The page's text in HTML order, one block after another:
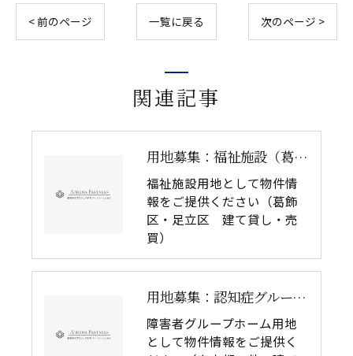
< 前のページ 一覧に戻る 次のページ >
関連記事
用地募集：福祉施設（葛飾区・足立区 賃貸・売買）
福祉施設用地として物件情
報をご提供ください（葛飾
区・足立区 建て貸し・売
買）
用地募集：認知症グループホーム（東京都 他 建て貸し）
障害者グループホーム用地
として物件情報をご提供く